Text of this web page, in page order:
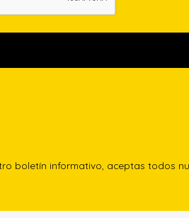
boletín informativo, aceptas todos